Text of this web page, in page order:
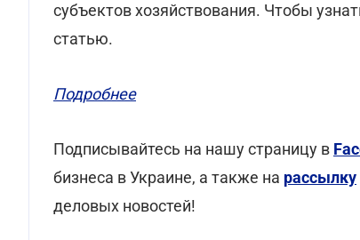
субъектов хозяйствования. Чтобы
статью.
Подробнее
Подписывайтесь на нашу страницу в
бизнеса в Украине, а также на рассылку
деловых новостей!